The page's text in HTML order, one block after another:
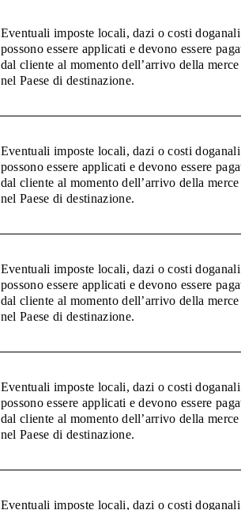
Eventuali imposte locali, dazi o costi doganali
possono essere applicati e devono essere
dal cliente al momento dell’arrivo della merce
nel Paese di destinazione.
Eventuali imposte locali, dazi o costi doganali
possono essere applicati e devono essere
dal cliente al momento dell’arrivo della merce
nel Paese di destinazione.
Eventuali imposte locali, dazi o costi doganali
possono essere applicati e devono essere
dal cliente al momento dell’arrivo della merce
nel Paese di destinazione.
Eventuali imposte locali, dazi o costi doganali
possono essere applicati e devono essere
dal cliente al momento dell’arrivo della merce
nel Paese di destinazione.
Eventuali imposte locali, dazi o costi doganali